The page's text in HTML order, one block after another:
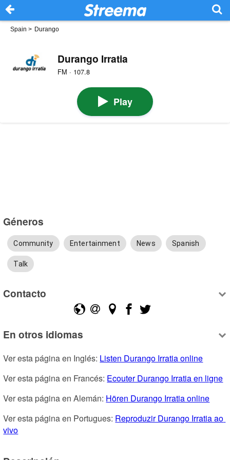
Spain > Durango
Durango Irratia
FM · 107.8
Play
Géneros
Community Entertainment News Spanish
Talk
Contacto
En otros idiomas
Ver esta página en Inglés: Listen Durango Irratia online
Ver esta página en Francés: Ecouter Durango Irratia en ligne
Ver esta página en Alemán: Hören Durango Irratia online
Ver esta página en Portugues: Reproduzir Durango Irratia ao
vivo